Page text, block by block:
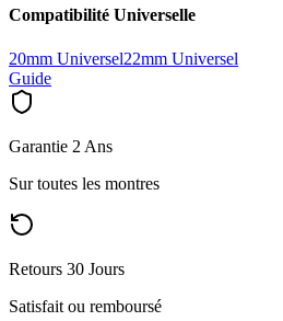
Compatibilité Universelle
20mm Universel22mm Universel
Guide
Garantie 2 Ans
Sur toutes les montres
Retours 30 Jours
Satisfait ou remboursé